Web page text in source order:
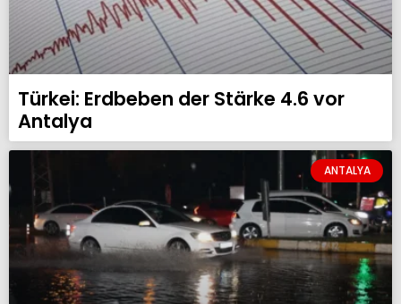
Türkei: Erdbeben der Stärke 4.6 vor
Antalya
ANTALYA